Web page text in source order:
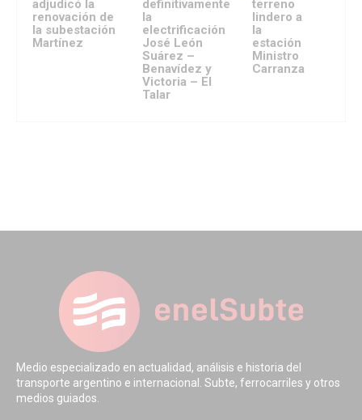
adjudicó la
renovación de
la subestación
Martínez
definitivamente
la
electrificación
José León
Suárez –
Benavídez y
Victoria – El
Talar
terreno
lindero a
la
estación
Ministro
Carranza
Medio especializado en actualidad, análisis e historia del
transporte argentino e internacional. Subte, ferrocarriles y otros
medios guiados.